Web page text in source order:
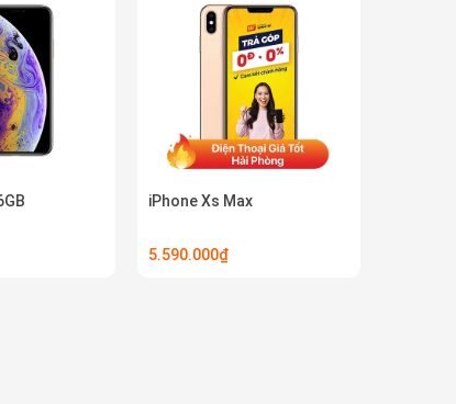
iPhone Xs Max
5.590.000₫